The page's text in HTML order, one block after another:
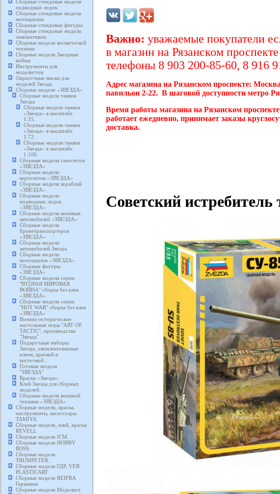
Сборные стендовые модели
подводных лодок.
Сборные стендовые модели
мотоциклов.
Сборные стендовые фигуры.
Сборные стендовые модели
локомотивов.
Сборные модели космической
техники
Сборные модели Звездные
войны
Инструменты для
моделистов
Окрасочные маски для
моделей Звезда.
Сборные модели «ЗВЕЗДА»
Сборные модели танков
Звезда
Сборные модели танков
«Звезда» в масштабе
1:35.
Сборные модели танков
«Звезда» в масштабе
1:72.
Сборные модели танков
«Звезда» в масштабе
1:100.
Сборные модели самолетов
«ЗВЕЗДА»
Сборные модели
вертолетов «ЗВЕЗДА»
Сборные модели кораблей
«ЗВЕЗДА»
Сборные модели
подводных лодок
«ЗВЕЗДА»
Сборные модели военных
автомобилей «ЗВЕЗДА»
Сборные модели
бронетранспортеров
«ЗВЕЗДА»
Сборные модели
автомобилей Звезда.
Сборные модели
мотоциклов «ЗВЕЗДА»
Сборные фигуры
«ЗВЕЗДА»
Сборные модели серии
"ВТОРАЯ МИРОВАЯ
ВОЙНА" сборка без клея
«ЗВЕЗДА»
Сборные модели серии
"HOT WAR" сборка без клея
«ЗВЕЗДА»
Военно-исторические
настольные игры "ART OF
TACTIC", производства
"Звезда"
Подарочные наборы
Звезда, укомлектованные
клеем, краской и
кисточкой..
Готовые модели
"ЗВЕЗДА"
Краска «Звезда»
Клей Звезда для сборных
моделей.
Сборные модели военной
техники «ЗВЕЗДА»
Сборные модели, краска,
инструменты, аксессуары
TAMIYA
Сборные модели, клей, краска
REVELL
Сборные модели ICM.
Сборные модели HOBBY
BOSS.
Сборные модели
TRUMPETER.
Сборные модели ГДР, VEB
PLASTICART
Сборные модели REIFRA
Германия
Сборные модели Моделист.
Важно: уважаемые покупатели
в магазин на Рязанском
телефоны 8 903 200-85-60, 8 916
Адрес магазина на Рязанском проспекте:
павильон 2-22. В шаговой доступности метро
Время работы магазина на Рязанском
работает ежедневно, принимает заказы
доставка.
Советский